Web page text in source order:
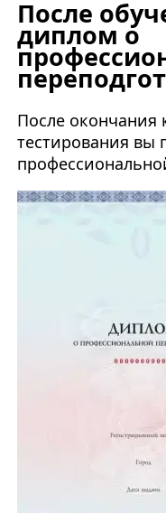
После
диплом о
После окончания
тестирования вы